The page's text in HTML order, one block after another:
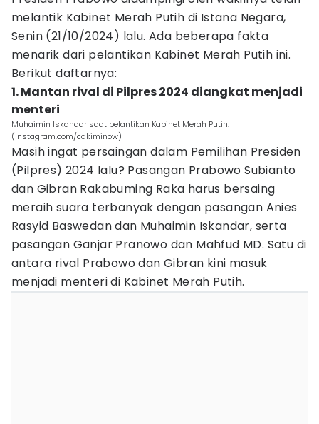
melantik Kabinet Merah Putih di Istana Negara,
Senin (21/10/2024) lalu. Ada beberapa fakta
menarik dari pelantikan Kabinet Merah Putih ini.
Berikut daftarnya:
1. Mantan rival di Pilpres 2024 diangkat menjadi
menteri
Muhaimin Iskandar saat pelantikan Kabinet Merah Putih.
(Instagram.com/cakiminow)
Masih ingat persaingan dalam Pemilihan Presiden
(Pilpres) 2024 lalu? Pasangan Prabowo Subianto
dan Gibran Rakabuming Raka harus bersaing
meraih suara terbanyak dengan pasangan Anies
Rasyid Baswedan dan Muhaimin Iskandar, serta
pasangan Ganjar Pranowo dan Mahfud MD. Satu di
antara rival Prabowo dan Gibran kini masuk
menjadi menteri di Kabinet Merah Putih.